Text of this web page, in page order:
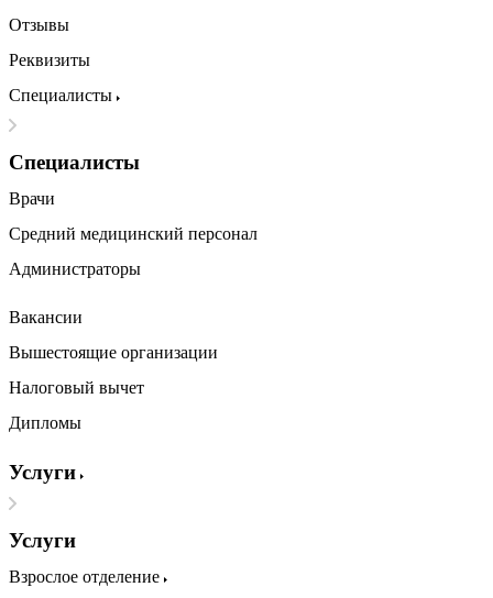
Отзывы
Реквизиты
Специалисты
Специалисты
Врачи
Средний медицинский персонал
Администраторы
Вакансии
Вышестоящие организации
Налоговый вычет
Дипломы
Услуги
Услуги
Взрослое отделение